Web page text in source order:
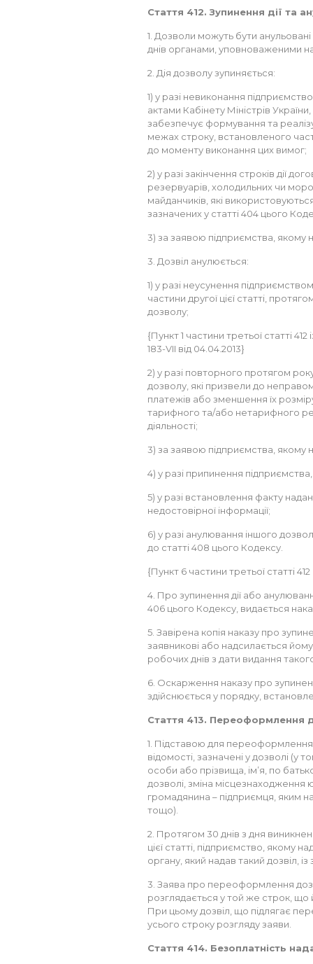
Стаття 412. Зупинення дії та
1. Дозволи можуть бути
днів органами, уповноваженими
2. Дія дозволу зупиняється:
1) у разі невиконання
актами Кабінету Міністрів
забезпечує формування та
межах строку, встановленого
до моменту виконання цих вимог;
2) у разі закінчення строків дії
резервуарів, холодильних чи
майданчиків, які
зазначених у статті 404 цього
3) за заявою підприємства, якому
3. Дозвіл анулюється:
1) у разі неусунення
частини другої цієї статті,
дозволу;
{Пункт 1 частини третьої статті
183-VII від 04.04.2013}
2) у разі повторного протягом
дозволу, які призвели до
платежів або зменшення їх
тарифного та/або нетарифного
діяльності;
3) за заявою підприємства, якому
4) у разі припинення
5) у разі встановлення факту
недостовірної інформації;
6) у разі анулювання іншого
до статті 408 цього Кодексу.
{Пункт 6 частини третьої статті
4. Про зупинення дії або
406 цього Кодексу, видається
5. Завірена копія наказу про
заявникові або надсилається
робочих днів з дати видання
6. Оскарження наказу про
здійснюється у порядку,
Стаття 413. Переоформлення
1. Підставою для переоформлення
відомості, зазначені у дозволі (у
особи або прізвища, ім’я, по
дозволі, зміна
громадянина – підприємця, яким
тощо).
2. Протягом 30 днів з дня
цієї статті, підприємство, якому
органу, який надав такий дозвіл,
3. Заява про переоформлення
розглядається у той же строк, що
При цьому дозвіл, що підлягає
усього строку розгляду заяви.
Стаття 414. Безоплатність